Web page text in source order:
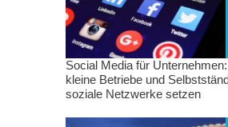
Social Media für
kleine Betriebe und
soziale Netzwerke setzen